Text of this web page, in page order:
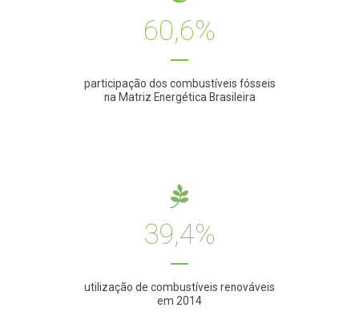
60,6%
participação dos combustíveis fósseis
na Matriz Energética Brasileira
39,4%
utilização de combustíveis renováveis
em 2014